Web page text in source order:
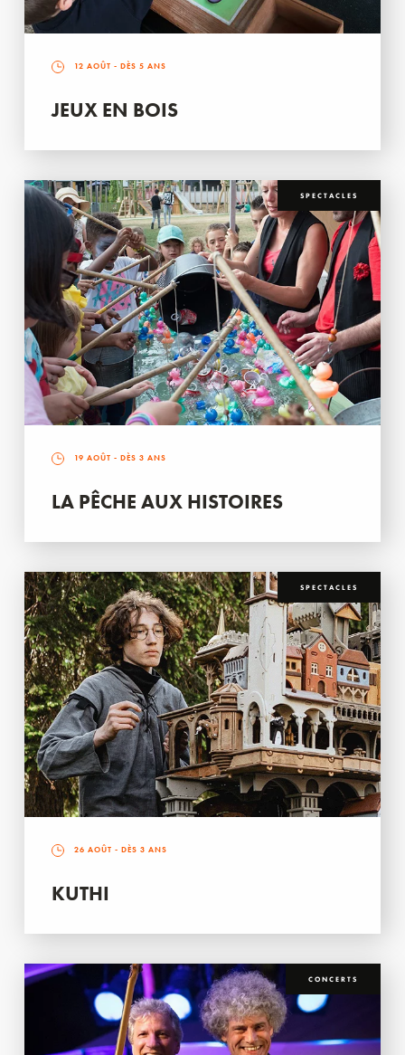
12 AOÛT - DÈS 5 ANS
JEUX EN BOIS
SPECTACLES
19 AOÛT - DÈS 3 ANS
LA PÊCHE AUX HISTOIRES
SPECTACLES
26 AOÛT - DÈS 3 ANS
KUTHI
CONCERTS